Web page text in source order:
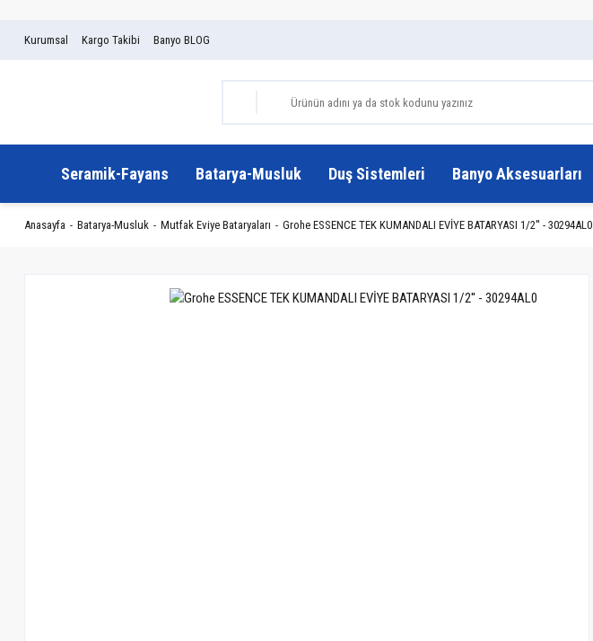
Kurumsal Kargo Takibi Banyo BLOG
Seramik-Fayans Batarya-Musluk Duş Sistemleri Banyo Aksesuarları
Anasayfa Batarya-Musluk Mutfak Eviye Bataryaları Grohe ESSENCE TEK KUMANDALI EVİYE BATARYASI 1/2'' - 30294AL0